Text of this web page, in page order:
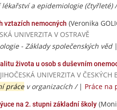
a epidemiologie
vztazích nemocných (Veronika
UNIVERZITA V OSTRAVĚ
- Základy společenských věd|
života u osob s duševním
UNIVERZITA V ČESKÝCH
prácev organizacích / | Práce na
na 2. stupni základní školy